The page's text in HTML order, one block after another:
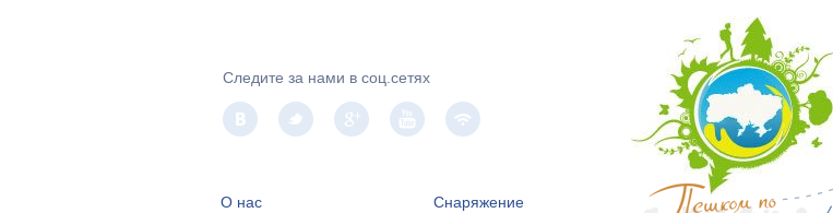
Следите за нами в соц.сетях
О нас
Снаряжение